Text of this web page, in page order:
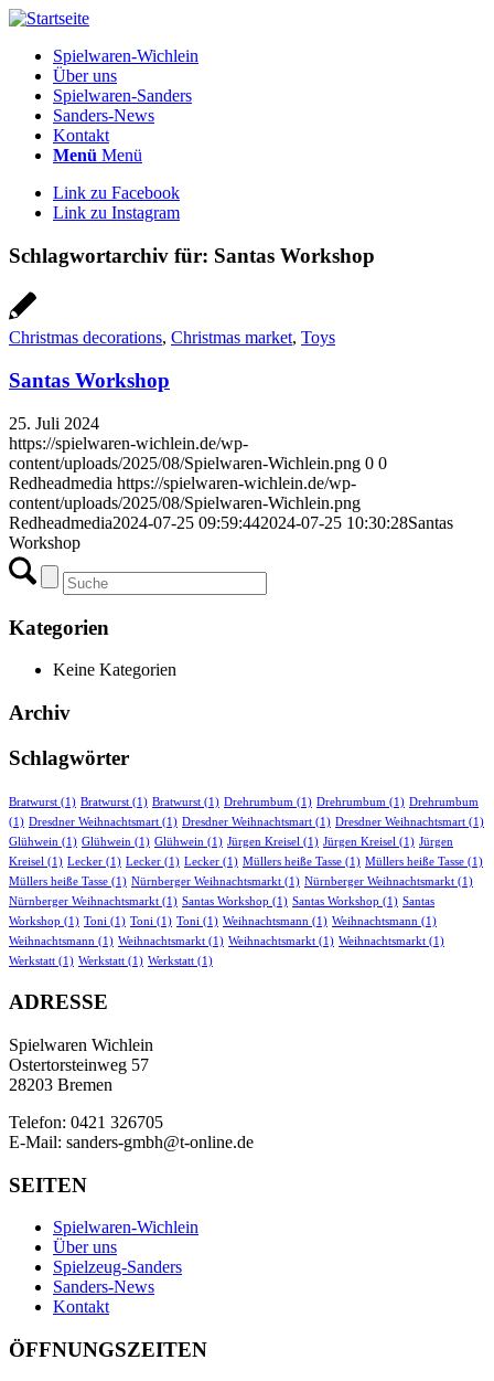
Spielwaren-Wichlein
Über uns
Spielwaren-Sanders
Sanders-News
Kontakt
Menü Menü
Link zu Facebook
Link zu Instagram
Schlagwortarchiv für: Santas Workshop
Christmas decorations, Christmas market, Toys
Santas Workshop
25. Juli 2024
https://spielwaren-wichlein.de/wp-
content/uploads/2025/08/Spielwaren-Wichlein.png 0 0
Redheadmedia https://spielwaren-wichlein.de/wp-
content/uploads/2025/08/Spielwaren-Wichlein.png
Redheadmedia2024-07-25 09:59:442024-07-25 10:30:28Santas
Workshop
Kategorien
Keine Kategorien
Archiv
Schlagwörter
Bratwurst (1) Bratwurst (1) Bratwurst (1) Drehrumbum (1) Drehrumbum (1) Drehrumbum
(1) Dresdner Weihnachtsmart (1) Dresdner Weihnachtsmart (1) Dresdner Weihnachtsmart (1)
Glühwein (1) Glühwein (1) Glühwein (1) Jürgen Kreisel (1) Jürgen Kreisel (1) Jürgen
Kreisel (1) Lecker (1) Lecker (1) Lecker (1) Müllers heiße Tasse (1) Müllers heiße Tasse (1)
Müllers heiße Tasse (1) Nürnberger Weihnachtsmarkt (1) Nürnberger Weihnachtsmarkt (1)
Nürnberger Weihnachtsmarkt (1) Santas Workshop (1) Santas Workshop (1) Santas
Workshop (1) Toni (1) Toni (1) Toni (1) Weihnachtsmann (1) Weihnachtsmann (1)
Weihnachtsmann (1) Weihnachtsmarkt (1) Weihnachtsmarkt (1) Weihnachtsmarkt (1)
Werkstatt (1) Werkstatt (1) Werkstatt (1)
ADRESSE
Spielwaren Wichlein
Ostertorsteinweg 57
28203 Bremen
Telefon: 0421 326705
E-Mail: sanders-gmbh@t-online.de
SEITEN
Spielwaren-Wichlein
Über uns
Spielzeug-Sanders
Sanders-News
Kontakt
ÖFFNUNGSZEITEN